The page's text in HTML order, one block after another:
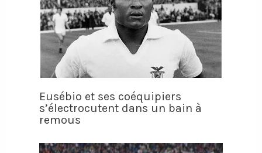
Eusébio et ses coéquipiers
s’électrocutent dans un bain à
remous